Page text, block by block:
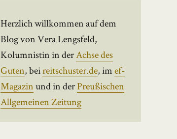
Herzlich willkommen auf dem
Blog von Vera Lengsfeld,
Kolumnistin in derAchse des
Guten, beireitschuster.de, imef-
Magazinund in derPreußischen
Allgemeinen Zeitung